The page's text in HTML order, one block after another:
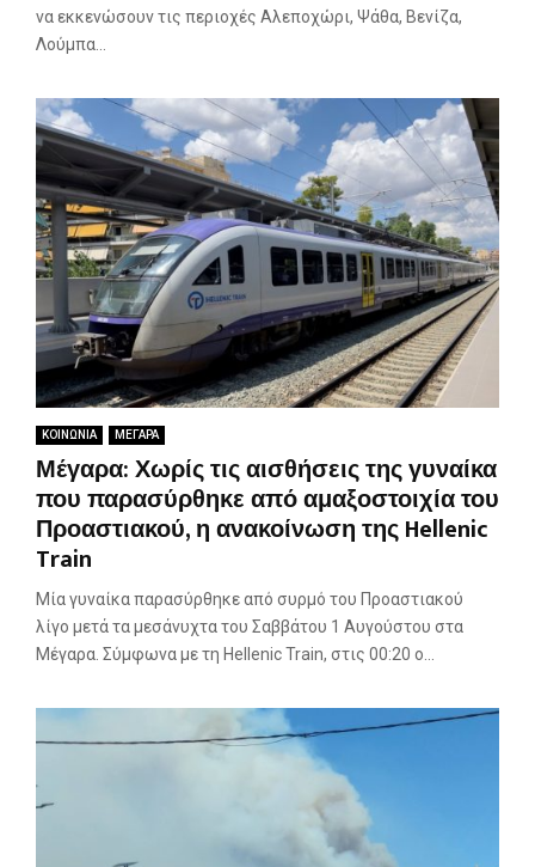
να εκκενώσουν τις περιοχές Αλεποχώρι, Ψάθα, Βενίζα,
Λούμπα...
ΚΟΙΝΩΝΙΑ ΜΕΓΑΡΑ
Μέγαρα: Χωρίς τις αισθήσεις της γυναίκα
που παρασύρθηκε από αμαξοστοιχία του
Προαστιακού, η ανακοίνωση της Hellenic
Train
Μία γυναίκα παρασύρθηκε από συρμό του Προαστιακού
λίγο μετά τα μεσάνυχτα του Σαββάτου 1 Αυγούστου στα
Μέγαρα. Σύμφωνα με τη Hellenic Train, στις 00:20 ο...